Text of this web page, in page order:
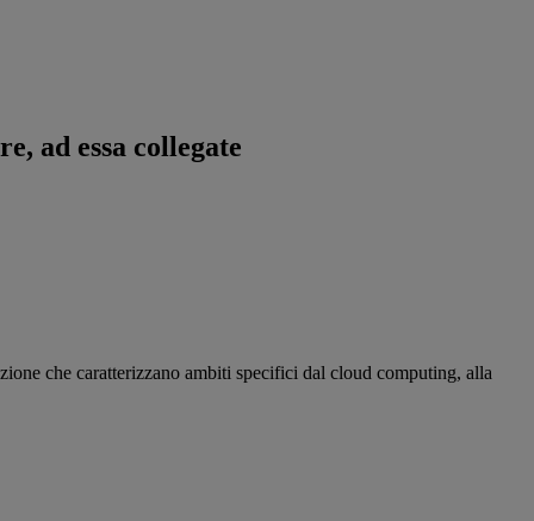
ad essa collegate
che caratterizzano ambiti specifici dal cloud computing, alla